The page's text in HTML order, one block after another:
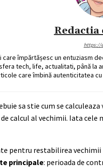
Redactia
https://
împărtășesc un entuziasm
tech, life, actualitati, până la
care îmbină autenticitatea
sa stie cum se
calcul al vechimii. Iata
pentru restabilirea
principale: perioada de